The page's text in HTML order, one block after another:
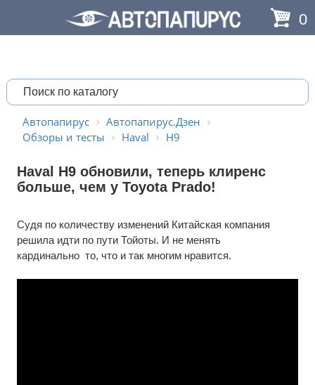
0
Автопапирус
Автопапирус.Дзен
Обзоры и тесты
Haval H9
Haval H9 обновили, теперь клиренс
больше, чем у Toyota Prado!
Судя по количеству изменений Китайская компания
решила идти по пути Тойоты. И не менять
кардинально то, что и так многим нравится.